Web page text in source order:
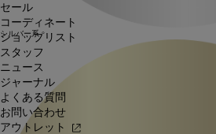
セール
コーディネート
ショップリスト
スタッフ
ニュース
ジャーナル
よくある質問
お問い合わせ
アウトレット
シルバー系